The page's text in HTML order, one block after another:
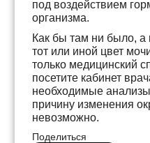
под воздействием
организма.
Как бы там ни было, а
тот или иной цвет
только медицинский
посетите кабинет
необходимые
причину изменения
невозможно.
Поделиться